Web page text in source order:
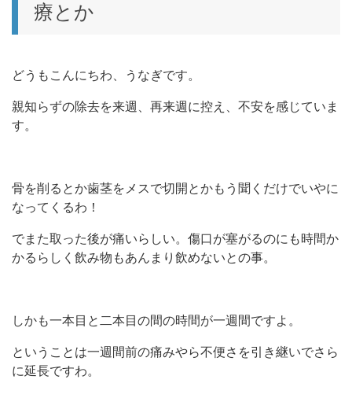
イベント
リアル麻雀で
ブログ
療とか
どうもこんにちわ、うなぎです。
親知らずの除去を来週、再来週に控え、不安を感じていま
す。
骨を削るとか歯茎をメスで切開とかもう聞くだけでいやに
なってくるわ！
でまた取った後が痛いらしい。傷口が塞がるのにも時間か
かるらしく飲み物もあんまり飲めないとの事。
しかも一本目と二本目の間の時間が一週間ですよ。
ということは一週間前の痛みやら不便さを引き継いでさら
に延長ですわ。